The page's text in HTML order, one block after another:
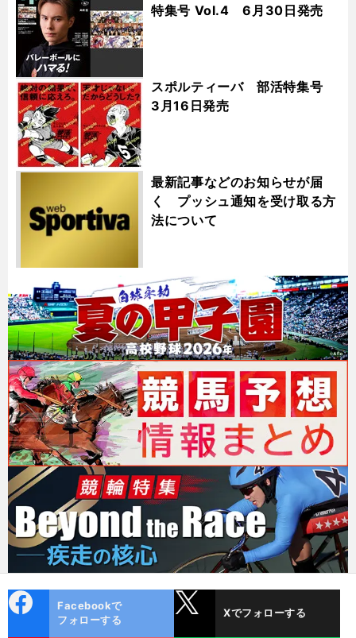
特集号 Vol.4 6月30日発売
スポルティーバ 部活特集号
3月16日発売
最新記事などのお知らせが届
く プッシュ通知を受け取る方
法について
ok
Facebookで
フォローする
Xでフォローする